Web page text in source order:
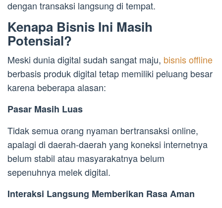
dengan transaksi langsung di tempat.
Kenapa Bisnis Ini Masih
Potensial?
Meski dunia digital sudah sangat maju, bisnis offline
berbasis produk digital tetap memiliki peluang besar
karena beberapa alasan:
Pasar Masih Luas
Tidak semua orang nyaman bertransaksi online,
apalagi di daerah-daerah yang koneksi internetnya
belum stabil atau masyarakatnya belum
sepenuhnya melek digital.
Interaksi Langsung Memberikan Rasa Aman